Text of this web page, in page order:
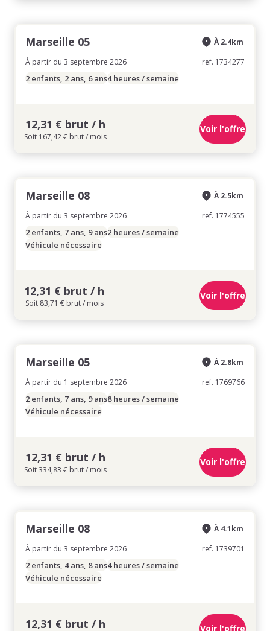
Marseille 05
À partir du 3 septembre 2026
À 2.4km
ref. 1734277
2 enfants, 2 ans, 6 ans4 heures / semaine
12,31 € brut / h
Soit 167,42 € brut / mois
Voir l'offre
Marseille 08
À partir du 3 septembre 2026
À 2.5km
ref. 1774555
2 enfants, 7 ans, 9 ans2 heures / semaine
Véhicule nécessaire
12,31 € brut / h
Soit 83,71 € brut / mois
Voir l'offre
Marseille 05
À partir du 1 septembre 2026
À 2.8km
ref. 1769766
2 enfants, 7 ans, 9 ans8 heures / semaine
Véhicule nécessaire
12,31 € brut / h
Soit 334,83 € brut / mois
Voir l'offre
Marseille 08
À partir du 3 septembre 2026
À 4.1km
ref. 1739701
2 enfants, 4 ans, 8 ans4 heures / semaine
Véhicule nécessaire
12,31 € brut / h Voir l'offre